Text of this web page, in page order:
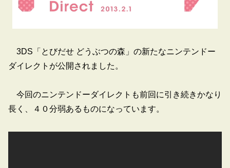
3DS「とびだせ どうぶつの森」の新たなニンテンドー
ダイレクトが公開されました。
今回のニンテンドーダイレクトも前回に引き続きかなり
長く、４０分弱あるものになっています。